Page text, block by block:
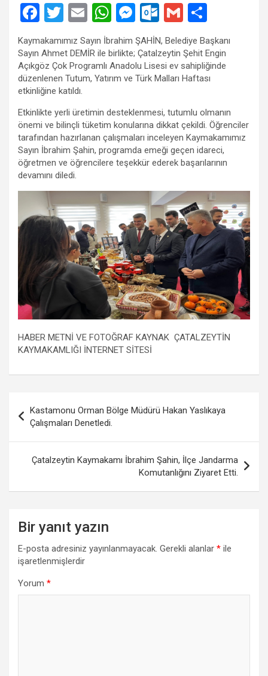
F
a
ce
b
o
o
k
T
wi
tt
er
E
ail
W
h
at
s
A
p
p
M
es
se
n
g
er
O
ut
lo
o
k.
c
o
m
G
m
ail
h
ar
e
Kaymakamımız Sayın İbrahim ŞAHİN, Belediye Başkanı
Sayın Ahmet DEMİR ile birlikte; Çatalzeytin Şehit Engin
Açıkgöz Çok Programlı Anadolu Lisesi ev sahipliğinde
düzenlenen Tutum, Yatırım ve Türk Malları Haftası
etkinliğine katıldı.
Etkinlikte yerli üretimin desteklenmesi, tutumlu olmanın
önemi ve bilinçli tüketim konularına dikkat çekildi. Öğrenciler
tarafından hazırlanan çalışmaları inceleyen Kaymakamımız
Sayın İbrahim Şahin, programda emeği geçen idareci,
öğretmen ve öğrencilere teşekkür ederek başarılarının
devamını diledi.
HABER METNİ VE FOTOĞRAF KAYNAK ÇATALZEYTİN
KAYMAKAMLIĞI İNTERNET SİTESİ
gezinmesi
Kastamonu Orman Bölge Müdürü Hakan Yaslıkaya
Çalışmaları Denetledi.
Çatalzeytin Kaymakamı İbrahim Şahin, İlçe Jandarma
Komutanlığını Ziyaret Etti.
Bir yanıt yazın
E-posta adresiniz yayınlanmayacak. Gerekli alanlar * ile
işaretlenmişlerdir
Yorum *